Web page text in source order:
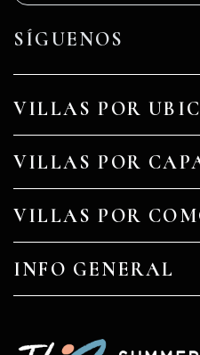
VILLAS POR
VILLAS POR
VILLAS POR
INFO GENERAL
SÍGUENOS